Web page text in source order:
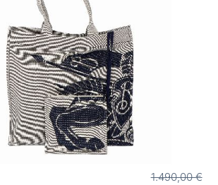
1.490,00 €